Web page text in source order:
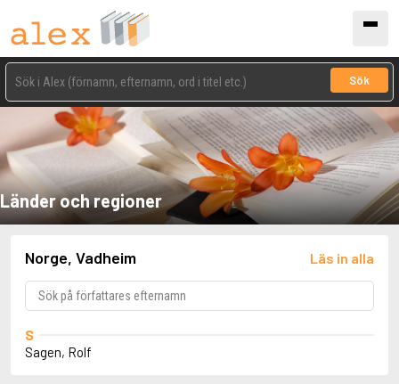
Sök
Länder och regioner
Norge, Vadheim Läs in alla
S
Sagen, Rolf